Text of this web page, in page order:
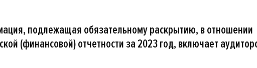
подлежащая обязательному раскрытию, в отношении
(финансовой) отчетности за 2023 год, включает